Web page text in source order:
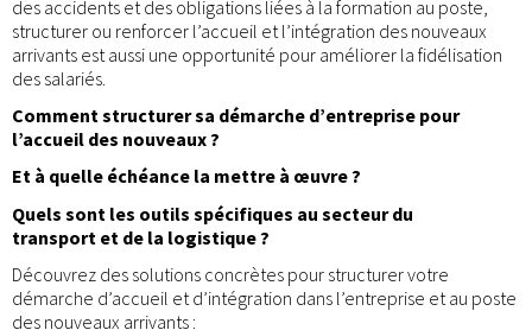
des accidents et des obligations liées à la formation au poste,
structurer ou renforcer l’accueil et l’intégration des nouveaux
arrivants est aussi une opportunité pour améliorer la fidélisation
des salariés.
Comment structurer sa démarche d’entreprise pour
l’accueil des nouveaux ?
Et à quelle échéance la mettre à œuvre ?
Quels sont les outils spécifiques au secteur du
transport et de la logistique ?
Découvrez des solutions concrètes pour structurer votre
démarche d’accueil et d’intégration dans l’entreprise et au poste
des nouveaux arrivants :